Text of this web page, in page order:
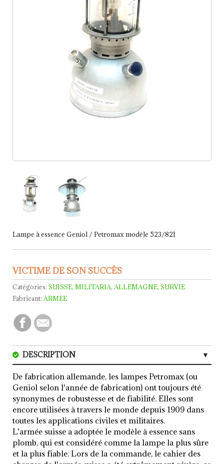
Lampe à essence Geniol / Petromax modèle 523/821
VICTIME DE SON SUCCÈS
Catégories: SUISSE, MILITARIA, ALLEMAGNE, SURVIE
Fabricant: ARMEE
DESCRIPTION
AVIS (0)
De fabrication allemande, les lampes Petromax (ou
Geniol selon l'année de fabrication) ont toujours été
synonymes de robustesse et de fiabilité. Elles sont
encore utilisées à travers le monde depuis 1909 dans
toutes les applications civiles et militaires.
L'armée suisse a adoptée le modèle à essence sans
plomb, qui est considéré comme la lampe la plus sûre
et la plus fiable. Lors de la commande, le cahier des